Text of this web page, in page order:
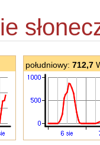
południowy: 712,7